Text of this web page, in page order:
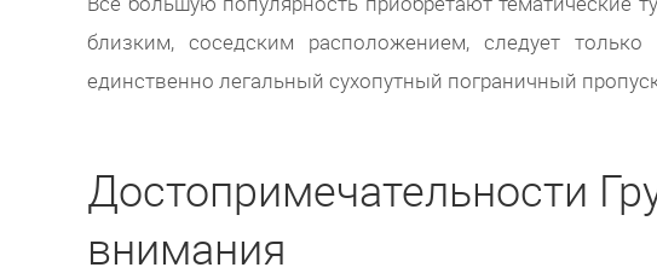
близким, соседским расположением, следует
единственно легальный сухопутный пограничный
Достопримечательности
внимания